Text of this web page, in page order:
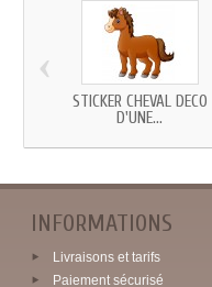
STICKER CHEVAL DECO
D'UNE...
‹
INFORMATIONS
Livraisons et tarifs
Paiement sécurisé